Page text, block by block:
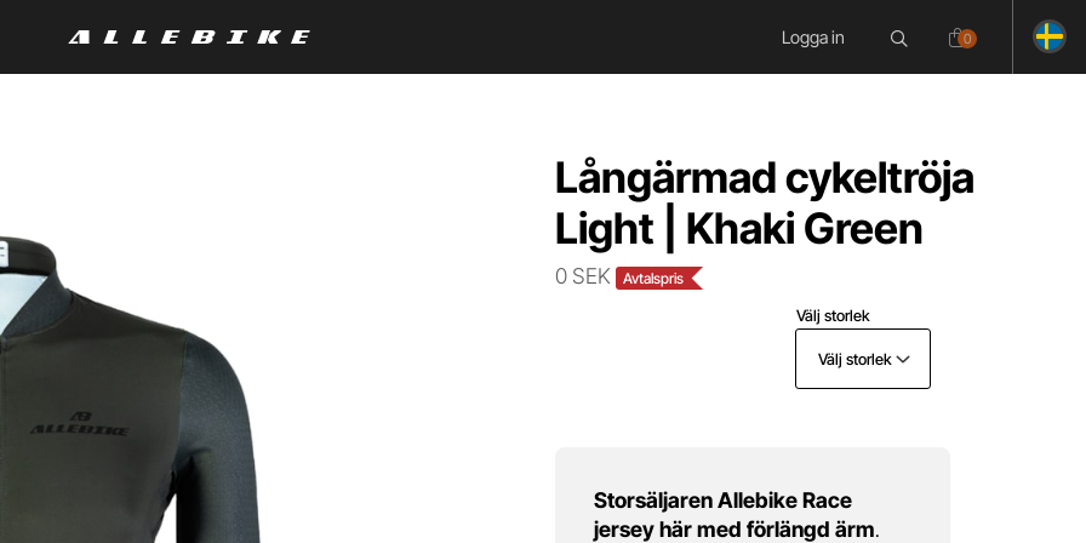
Logga in 0
Långärmad cykeltröja
Light | Khaki Green
0 SEK Avtalspris
Välj storlek
Välj storlek
Storsäljaren Allebike Race
jersey här med förlängd ärm.